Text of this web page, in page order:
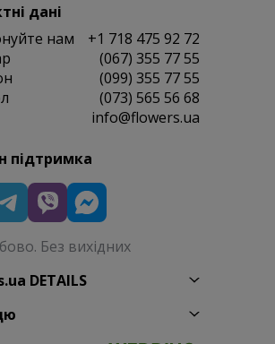
дані
нам
+1 718 475 92 72
(067) 355 77 55
(099) 355 77 55
(073) 565 56 68
info@flowers.ua
підтримка
Без вихідних
DETAILS